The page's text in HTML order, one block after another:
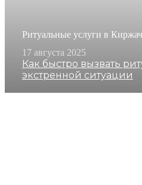
Ритуальные услуги в
17 августа 2025
Как быстро вызвать
экстренной ситуации